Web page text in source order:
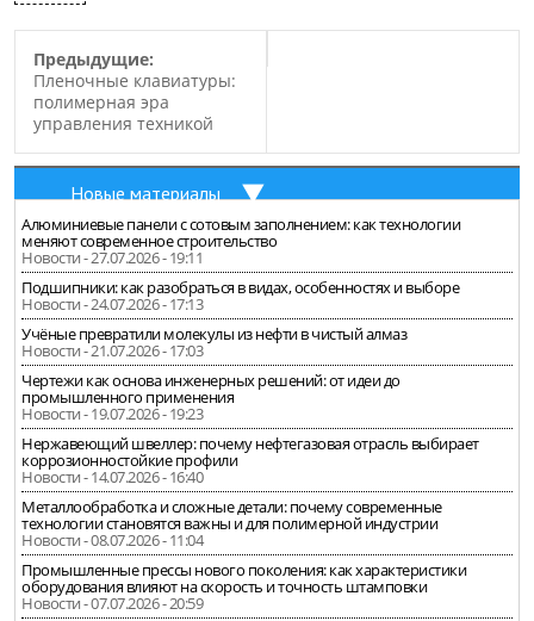
Предыдущие:
Пленочные клавиатуры:
полимерная эра
управления техникой
Новые материалы
Алюминиевые панели с сотовым заполнением: как технологии
меняют современное строительство
Новости - 27.07.2026 - 19:11
Подшипники: как разобраться в видах, особенностях и выборе
Новости - 24.07.2026 - 17:13
Учёные превратили молекулы из нефти в чистый алмаз
Новости - 21.07.2026 - 17:03
Чертежи как основа инженерных решений: от идеи до
промышленного применения
Новости - 19.07.2026 - 19:23
Нержавеющий швеллер: почему нефтегазовая отрасль выбирает
коррозионностойкие профили
Новости - 14.07.2026 - 16:40
Металлообработка и сложные детали: почему современные
технологии становятся важны и для полимерной индустрии
Новости - 08.07.2026 - 11:04
Промышленные прессы нового поколения: как характеристики
оборудования влияют на скорость и точность штамповки
Новости - 07.07.2026 - 20:59